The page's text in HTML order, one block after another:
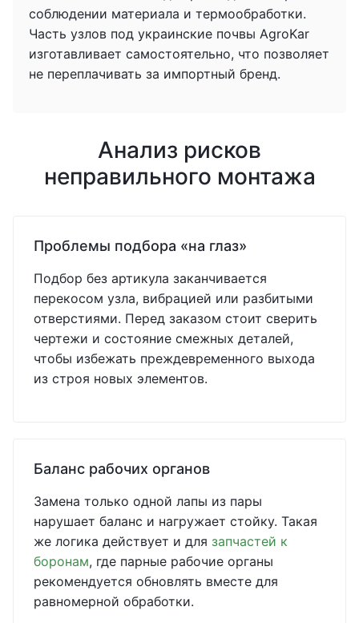
соблюдении материала и термообработки.
Часть узлов под украинские почвы AgroKar
изготавливает самостоятельно, что позволяет
не переплачивать за импортный бренд.
Анализ рисков
неправильного монтажа
Проблемы подбора «на глаз»
Подбор без артикула заканчивается
перекосом узла, вибрацией или разбитыми
отверстиями. Перед заказом стоит сверить
чертежи и состояние смежных деталей,
чтобы избежать преждевременного выхода
из строя новых элементов.
Баланс рабочих органов
Замена только одной лапы из пары
нарушает баланс и нагружает стойку. Такая
же логика действует и для запчастей к
боронам, где парные рабочие органы
рекомендуется обновлять вместе для
равномерной обработки.